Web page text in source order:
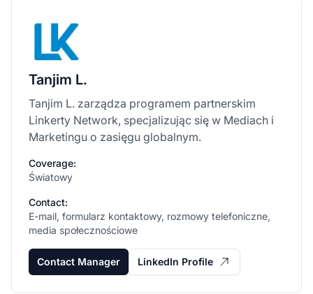
Tanjim L.
Tanjim L. zarządza programem partnerskim
Linkerty Network, specjalizując się w Mediach i
Marketingu o zasięgu globalnym.
Coverage:
Światowy
Contact:
E-mail, formularz kontaktowy, rozmowy telefoniczne,
media społecznościowe
Contact Manager LinkedIn Profile